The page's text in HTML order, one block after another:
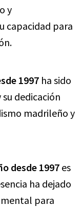
y
capacidad para
1997 ha sido
dedicación
madrileño y
desde 1997 es
ha dejado
para